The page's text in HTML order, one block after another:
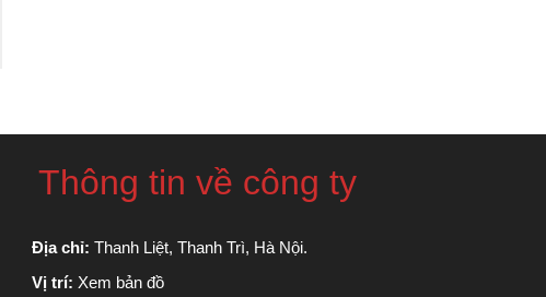
Thông tin về công ty
Địa chỉ: Thanh Liệt, Thanh Trì, Hà Nội.
Vị trí: Xem bản đồ